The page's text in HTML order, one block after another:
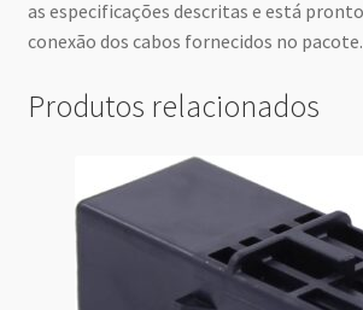
as especificações descritas e está
conexão dos cabos fornecidos no pacote.
Produtos relacionados